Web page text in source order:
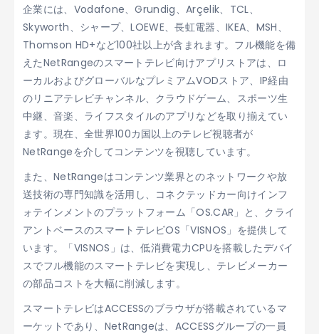
企業には、Vodafone、Grundig、Arçelik、TCL、
Skyworth、シャープ、LOEWE、長虹電器、IKEA、MSH、
Thomson HD+など100社以上が含まれます。フル機能を備
えたNetRangeのスマートテレビ向けアプリストアは、ロ
ーカルおよびグローバルなプレミアムVODストア、IP経由
のリニアテレビチャンネル、クラウドゲーム、スポーツ生
中継、音楽、ライフスタイルのアプリなどを取り揃えてい
ます。現在、全世界100カ国以上のテレビ視聴者が
NetRangeを介してコンテンツを視聴しています。
また、NetRangeはコンテンツ業界とのネットワークや放
送技術の専門知識を活用し、コネクテッドカー向けインフ
ォテインメントのプラットフォーム「OS.CAR」と、クライ
アントベースのスマートテレビOS「VISNOS」を提供して
います。「VISNOS」は、低消費電力CPUを搭載したデバイ
スでフル機能のスマートテレビを実現し、テレビメーカー
の部品コストを大幅に削減します。
スマートテレビはACCESSのブラウザが搭載されているマ
ーケットであり、NetRangeは、ACCESSグループの一員